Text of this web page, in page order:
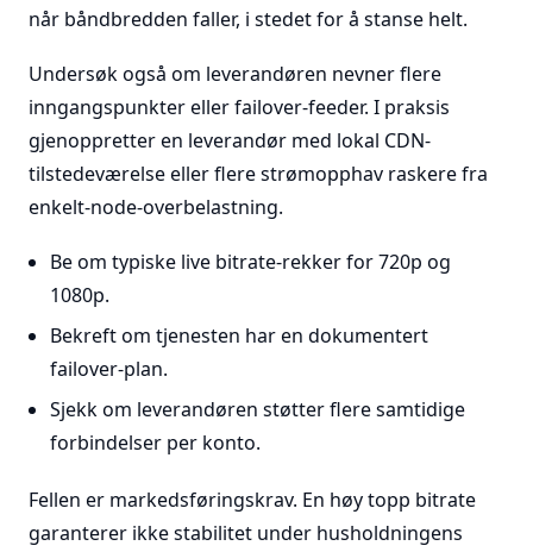
når båndbredden faller, i stedet for å stanse helt.
Undersøk også om leverandøren nevner flere
inngangspunkter eller failover-feeder. I praksis
gjenoppretter en leverandør med lokal CDN-
tilstedeværelse eller flere strømopphav raskere fra
enkelt-node-overbelastning.
Be om typiske live bitrate-rekker for 720p og
1080p.
Bekreft om tjenesten har en dokumentert
failover-plan.
Sjekk om leverandøren støtter flere samtidige
forbindelser per konto.
Fellen er markedsføringskrav. En høy topp bitrate
garanterer ikke stabilitet under husholdningens